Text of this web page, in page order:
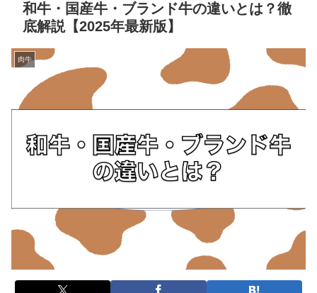
和牛・国産牛・ブランド牛の違いとは？徹
底解説【2025年最新版】
肉牛